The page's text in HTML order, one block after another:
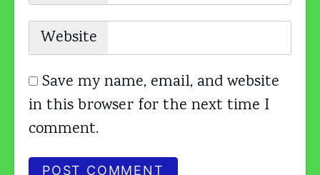
Website
Save my name, email, and website
in this browser for the next time I
comment.